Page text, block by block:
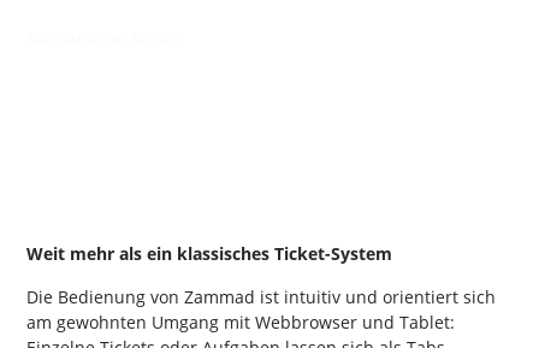
Weit mehr als ein klassisches Ticket-System
Die Bedienung von Zammad ist intuitiv und orientiert sich
am gewohnten Umgang mit Webbrowser und Tablet: